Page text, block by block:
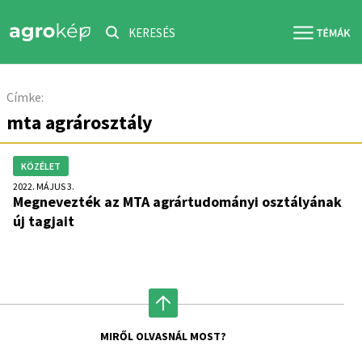
KERESÉS
Címke:
mta agrárosztály
KÖZÉLET
2022. MÁJUS 3.
Megnevezték az MTA agrártudományi osztályának
új tagjait
MIRŐL OLVASNÁL MOST?